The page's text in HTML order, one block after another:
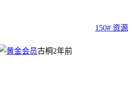
150# 资源
古桐 2年前